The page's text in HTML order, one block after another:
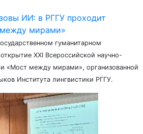
ИИ: в РГГУ проходит
мирами»
гуманитарном
XXI Всероссийской научно-
«Мост между мирами», организованной
Института лингвистики РГГУ.